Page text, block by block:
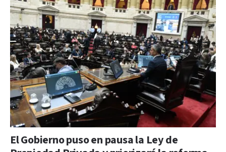
El Gobierno puso en pausa la Ley de